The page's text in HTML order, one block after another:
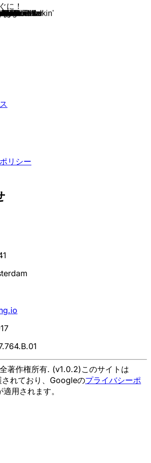
seid so
For Walkin'
Shoulder
Do With It
Off You
I Want
to Fall
weh
ist
The Rain
Now
Music
に！
リシー
全著作権所有. (v1.0.2)このサイトは
れており、Googleのプライバシーポ
適用されます。